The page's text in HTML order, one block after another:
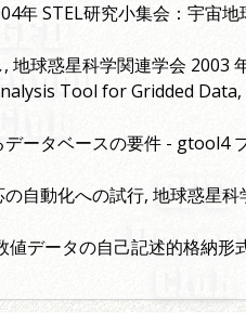
年 STEL研究小集会：宇宙地
地球惑星科学関連学会 2003
Tool for Gridded Data,
ータベースの要件 - gtool4
自動化への試行, 地球惑星科
値データの自己記述的格納